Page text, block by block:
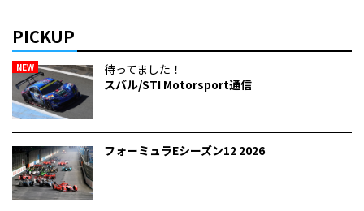
PICKUP
NEW
待ってました！
スバル/STI Motorsport通信
フォーミュラEシーズン12 2026